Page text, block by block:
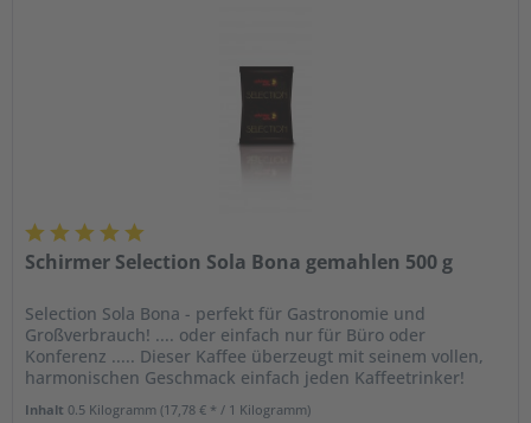
Schirmer Selection Sola Bona gemahlen 500 g
Selection Sola Bona - perfekt für Gastronomie und
Großverbrauch! .... oder einfach nur für Büro oder
Konferenz ..... Dieser Kaffee überzeugt mit seinem vollen,
harmonischen Geschmack einfach jeden Kaffeetrinker!
Inhalt 0.5 Kilogramm(17,78 € * / 1 Kilogramm)